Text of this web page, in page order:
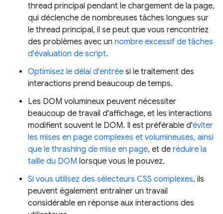
thread principal pendant le chargement de la page,
qui déclenche de nombreuses tâches longues sur
le thread principal, il se peut que vous rencontriez
des problèmes avec un nombre excessif de tâches
d'évaluation de script.
Optimisez le délai d'entrée si le traitement des
interactions prend beaucoup de temps.
Les DOM volumineux peuvent nécessiter
beaucoup de travail d'affichage, et les interactions
modifient souvent le DOM. Il est préférable d'éviter
les mises en page complexes et volumineuses, ainsi
que le thrashing de mise en page, et de réduire la
taille du DOM lorsque vous le pouvez.
Si vous utilisez des sélecteurs CSS complexes, ils
peuvent également entraîner un travail
considérable en réponse aux interactions des